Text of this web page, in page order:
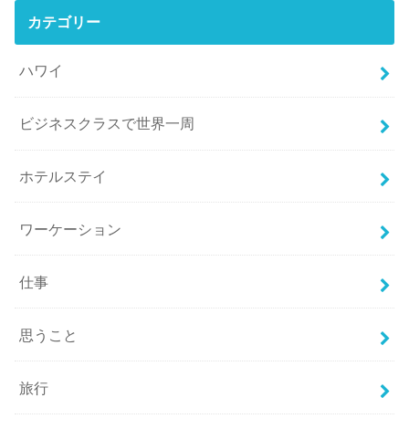
カテゴリー
ハワイ
ビジネスクラスで世界一周
ホテルステイ
ワーケーション
仕事
思うこと
旅行